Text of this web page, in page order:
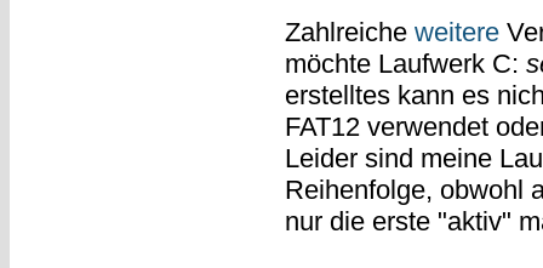
Zahlreiche weitere
möchte Laufwerk C:
erstelltes kann es
FAT12 verwendet
Leider sind meine
Reihenfolge, obwohl
nur die erste "aktiv"